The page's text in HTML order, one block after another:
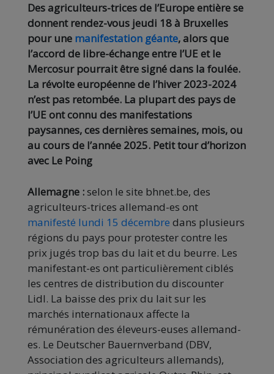
Des agriculteurs-trices de l’Europe entière se
donnent rendez-vous jeudi 18 à Bruxelles
pour une manifestation géante, alors que
l’accord de libre-échange entre l’UE et le
Mercosur pourrait être signé dans la foulée.
La révolte européenne de l’hiver 2023-2024
n’est pas retombée. La plupart des pays de
l’UE ont connu des manifestations
paysannes, ces dernières semaines, mois, ou
au cours de l’année 2025. Petit tour d’horizon
avec Le Poing
Allemagne :selon le site bhnet.be, des
agriculteurs-trices allemand-es ont
manifesté lundi 15 décembre dans plusieurs
régions du pays pour protester contre les
prix jugés trop bas du lait et du beurre. Les
manifestant-es ont particulièrement ciblés
les centres de distribution du discounter
Lidl. La baisse des prix du lait sur les
marchés internationaux affecte la
rémunération des éleveurs-euses allemand-
es. Le Deutscher Bauernverband (DBV,
Association des agriculteurs allemands),